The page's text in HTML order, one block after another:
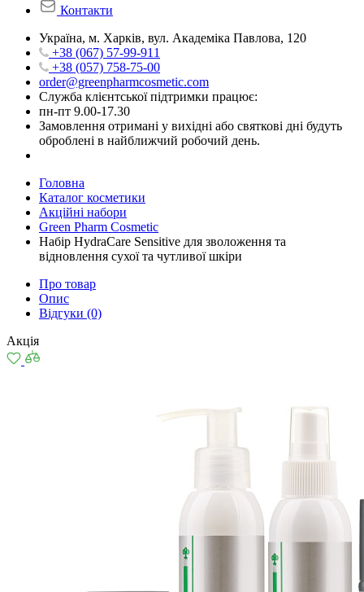
Контакти
Україна, м. Харків, вул. Академіка Павлова, 120
+38 (067) 57-99-911
+38 (057) 758-75-00
order@greenpharmcosmetic.com
Служба клієнтської підтримки працює:
пн-пт 9.00-17.30
Замовлення отримані у вихідні або святкові дні будуть
оброблені в найближчий робочий день.
Головна
Каталог косметики
Акційні набори
Green Pharm Cosmetic
Набір HydraCare Sensitive для зволоження та
відновлення сухої та чутливої шкіри
Про товар
Опис
Відгуки (0)
Акція